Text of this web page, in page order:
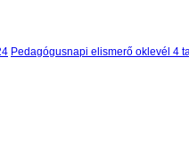
Pedagógusnapi elismerő oklevél 4